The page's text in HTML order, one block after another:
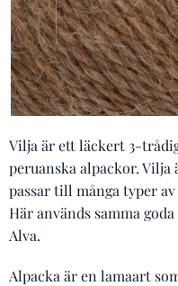
Vilja är ett läckert 3-
peruanska alpackor.
passar till många typer
Här används samma
Alva.
Alpacka är en lamaart